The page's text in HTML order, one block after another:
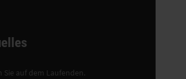
Sie auf dem Laufenden.